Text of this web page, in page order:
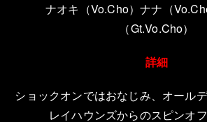
ナオキ （Vo.Cho）ナナ （
（Gt.Vo.Cho）
詳細
ショックオンではおなじみ、オール
レイハウンズからのスピンオフ